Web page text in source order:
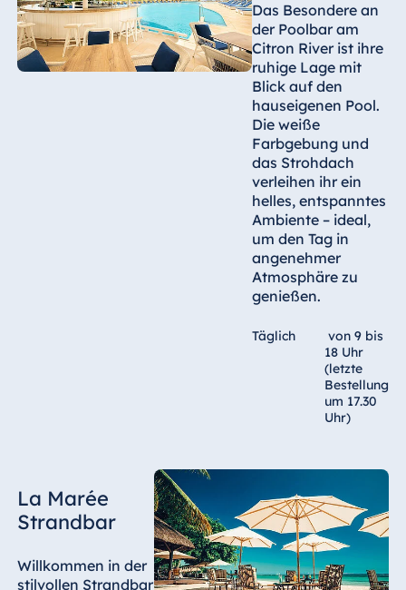
Das Besondere an
der Poolbar am
Citron River ist ihre
ruhige Lage mit
Blick auf den
hauseigenen Pool.
Die weiße
Farbgebung und
das Strohdach
verleihen ihr ein
helles, entspanntes
Ambiente – ideal,
um den Tag in
angenehmer
Atmosphäre zu
genießen.
Täglich
von 9 bis
18 Uhr
(letzte
Bestellung
um 17.30
Uhr)
La Marée
Strandbar
Willkommen in der
stilvollen Strandbar